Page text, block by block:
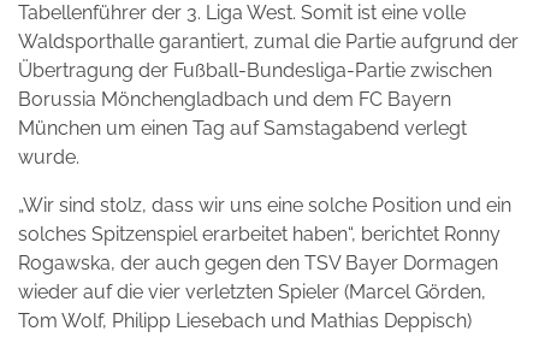
Tabellenführer der 3. Liga West. Somit ist eine volle
Waldsporthalle garantiert, zumal die Partie aufgrund der
Übertragung der Fußball-Bundesliga-Partie zwischen
Borussia Mönchengladbach und dem FC Bayern
München um einen Tag auf Samstagabend verlegt
wurde.
„Wir sind stolz, dass wir uns eine solche Position und ein
solches Spitzenspiel erarbeitet haben“, berichtet Ronny
Rogawska, der auch gegen den TSV Bayer Dormagen
wieder auf die vier verletzten Spieler (Marcel Görden,
Tom Wolf, Philipp Liesebach und Mathias Deppisch)